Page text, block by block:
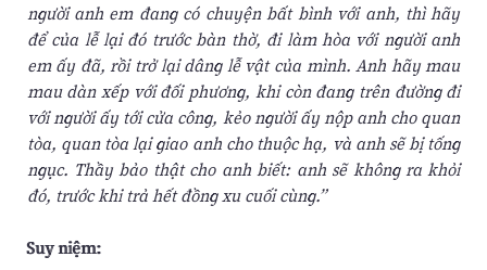
người anh em đang có chuyện bất bình với anh, thì hãy
để của lễ lại đó trước bàn thờ, đi làm hòa với người anh
em ấy đã, rồi trở lại dâng lễ vật của mình. Anh hãy mau
mau dàn xếp với đối phương, khi còn đang trên đường đi
với người ấy tới cửa công, kẻo người ấy nộp anh cho quan
tòa, quan tòa lại giao anh cho thuộc hạ, và anh sẽ bị tống
ngục. Thầy bảo thật cho anh biết: anh sẽ không ra khỏi
đó, trước khi trả hết đồng xu cuối cùng.”
Suy niệm: